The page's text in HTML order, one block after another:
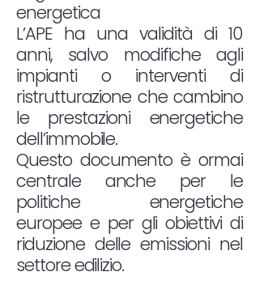
energetica
L’APE ha una validità di 10
anni, salvo modifiche agli
impianti o interventi di
ristrutturazione che cambino
le prestazioni energetiche
dell’immobile.
Questo documento è ormai
centrale anche per le
politiche energetiche
europee e per gli obiettivi di
riduzione delle emissioni nel
settore edilizio.